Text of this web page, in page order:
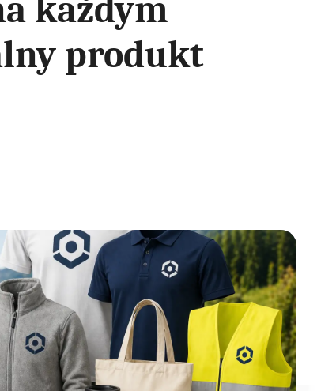
każdym
produkt